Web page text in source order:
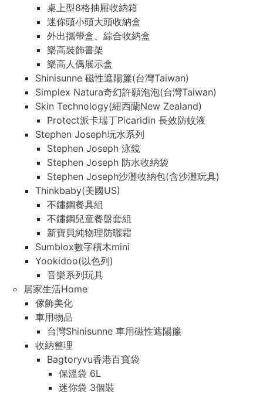
桌上型8格抽屜收納箱
迷你頭小頭大頭收納盒
外出攜帶盒、綜合收納盒
樂高裝飾書架
樂高人偶展示盒
Shinisunne 磁性遮陽簾(台灣Taiwan)
Simplex Natura奇幻許願泡泡(台灣Taiwan)
Skin Technology(紐西蘭New Zealand)
Protect派卡瑞丁Picaridin 長效防蚊液
Stephen Joseph玩水系列
Stephen Joseph 泳鏡
Stephen Joseph 防水收納袋
Stephen Joseph沙灘收納包(含沙灘玩具)
Thinkbaby(美國US)
不鏽鋼餐具組
不鏽鋼兒童餐盤套組
新寶貝純物理防曬霜
Sumblox數字積木mini
Yookidoo(以色列)
音樂系列玩具
居家生活Home
傢飾美化
車用物品
台灣Shinisunne 車用磁性遮陽簾
收納整理
Bagtoryvu香港百寶袋
保溫袋 6L
迷你袋 3個裝